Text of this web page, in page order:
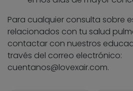
Para cualquier consulta sobre
relacionados con tu salud
contactar con nuestros
través del correo electrónico:
cuentanos@lovexair.com.